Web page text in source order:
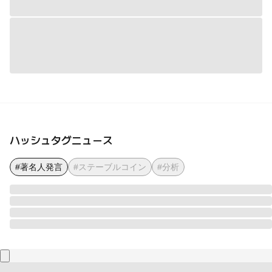
ハッシュタグニュース
#著名人発言 #ステーブルコイン #分析